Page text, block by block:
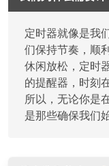
定时器就像是我
们保持节奏，顺
休闲放松，定时
的提醒器，时刻
所以，无论你是
是那些确保我们